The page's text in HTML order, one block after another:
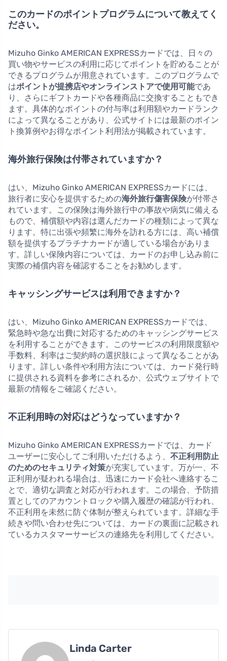
このカードのポイントプログラムについて教えてく
ださい。
Mizuho Ginko AMERICAN EXPRESSカードでは、日々の
買い物やサービスの利用に応じてポイントを貯めることが
できるプログラムが用意されています。このプログラムで
はポイントが提携店やオンラインストアで使用可能であ
り、さらにギフトカードや各種商品に交換することもでき
ます。具体的なポイントの付与率は利用額やカードランク
によって異なることがあり、公式サイトには最新のポイン
ト換算例やお得なポイント利用法が掲載されています。
海外旅行保険は付帯されていますか？
はい、Mizuho Ginko AMERICAN EXPRESSカードには、
旅行者に安心を提供するための海外旅行傷害保険が付帯さ
れています。この保険は海外旅行中の事故や病気に備える
もので、補償額や内容は選んだカードの種類によって異な
ります。特に出張や頻繁に海外を訪れる方には、高い補償
額を提供するプラチナカードが適している場合がありま
す。詳しい保険内容については、カードのお申し込み前に
実際の補償内容を確認することをお勧めします。
キャッシングサービスは利用できますか？
はい、Mizuho Ginko AMERICAN EXPRESSカードでは、
緊急時や急な出費に対応するためのキャッシングサービス
を利用することができます。このサービスの利用限度額や
手数料、利率はご契約時の選択肢によって異なることがあ
ります。詳しい条件や利用方法については、カード発行時
に提供される資料を参考にされるか、公式ウェブサイトで
最新の情報をご確認ください。
不正利用時の対応はどうなっていますか？
Mizuho Ginko AMERICAN EXPRESSカードでは、カード
ユーザーに安心してご利用いただけるよう、 不正利用防止
のためのセキュリティ対策が充実しています。万が一、不
正利用が疑われる場合は、迅速にカード会社へ連絡するこ
とで、適切な調査と対応が行われます。この場合、予防措
置としてのアカウントロックや購入履歴の確認が行われ、
不正利用を未然に防ぐ体制が整えられています。詳細な手
続きや問い合わせ先については、カードの裏面に記載され
ているカスタマーサービスの連絡先を利用してください。
Linda Carter